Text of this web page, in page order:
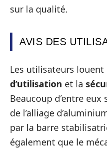
sur la qualité.
AVIS DES
Les utilisateurs
d’utilisation et la
Beaucoup d’entre
de l’alliage
par la barre
également que le